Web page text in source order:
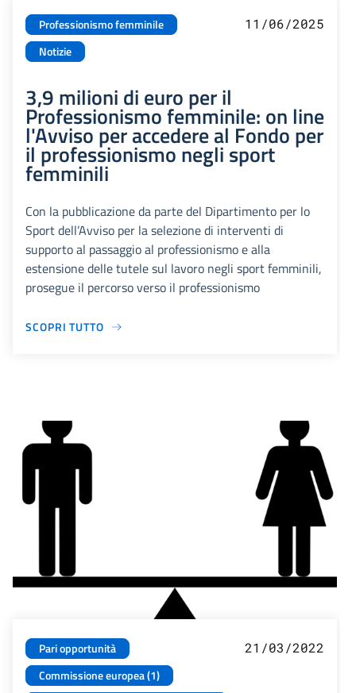
Professionismo femminile
Notizie
11/06/2025
3,9 milioni di euro per il
Professionismo femminile: on line
l'Avviso per accedere al Fondo per
il professionismo negli sport
femminili
Con la pubblicazione da parte del Dipartimento per lo
Sport dell’Avviso per la selezione di interventi di
supporto al passaggio al professionismo e alla
estensione delle tutele sul lavoro negli sport femminili,
prosegue il percorso verso il professionismo
SCOPRI TUTTO
Pari opportunità
Commissione europea (1)
21/03/2022